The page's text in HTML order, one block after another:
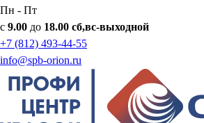
Пн - Пт
с 9.00 до 18.00 сб,вс-выходной
+7 (812) 493-44-55
info@spb-orion.ru